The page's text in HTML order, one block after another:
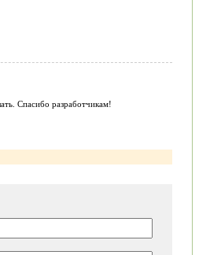
Спасибо разработчикам!